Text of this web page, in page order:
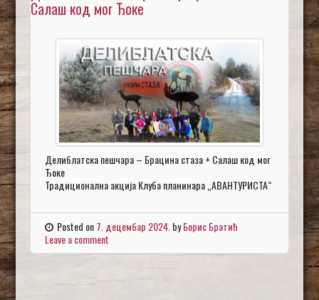
Салаш код мог Ђоке
Делиблатска пешчара – Брацина стаза + Салаш код мог
Ђоке
Традиционална акција Клуба планинара „АВАНТУРИСТА“
Posted on7. децембар 2024. byБорис Братић
Leave a comment